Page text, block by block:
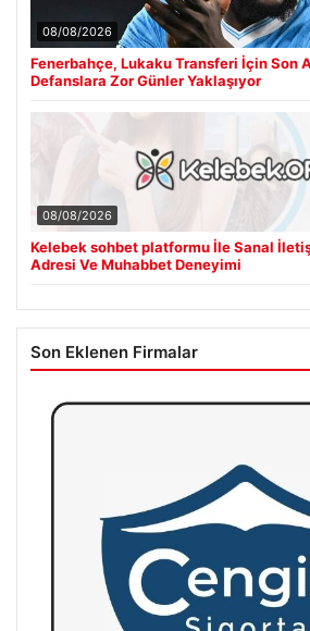
08/08/2026
Fenerbahçe, Lukaku Transferi İçin Son
Defanslara Zor Günler Yaklaşıyor
08/08/2026
Kelebek sohbet platformu İle Sanal
Adresi Ve Muhabbet Deneyimi
Son Eklenen Firmalar